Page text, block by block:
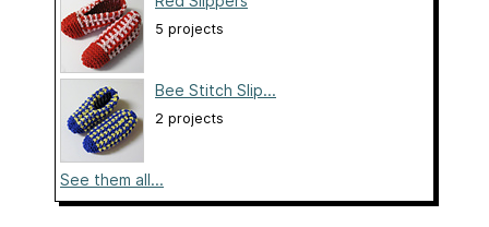
5 projects
Bee Stitch Slip...
2 projects
See them all...